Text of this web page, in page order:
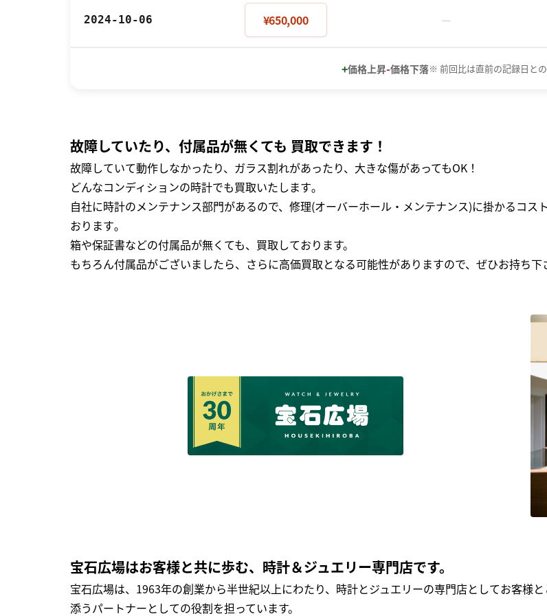
2024-10-06 ¥650,000 －
+価格上昇-価格下落※ 前回比は直前の記録日と
故障していたり、付属品が無くても 買取できます！
故障していて動作しなかったり、ガラス割れがあったり、大きな傷があってもOK！
どんなコンディションの時計でも買取いたします｡
自社に時計のメンテナンス部門があるので、修理(オーバーホール・メンテナンス)に掛かるコ
おります｡
箱や保証書などの付属品が無くても、買取しております。
もちろん付属品がございましたら、さらに高価買取となる可能性がありますので、ぜひお持ち下
宝石広場はお客様と共に歩む、時計＆ジュエリー専門店です。
宝石広場は、1963年の創業から半世紀以上にわたり、時計とジュエリーの専門店としてお客様
添うパートナーとしての役割を担っています。